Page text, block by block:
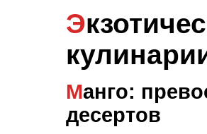
Экзотические фрукты в
Манго: превосходный фрукт для
десертов